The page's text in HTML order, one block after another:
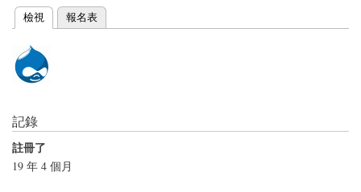
主要索引標籤
檢視
(作用中頁籤) 報名表
記錄
註冊了
19 年 4 個月